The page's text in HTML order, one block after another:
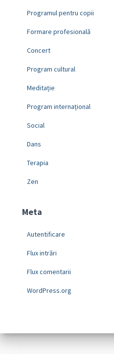
Programul pentru copii
Formare profesională
Concert
Program cultural
Meditație
Program internațional
Social
Dans
Terapia
Zen
Meta
Autentificare
Flux intrări
Flux comentarii
WordPress.org